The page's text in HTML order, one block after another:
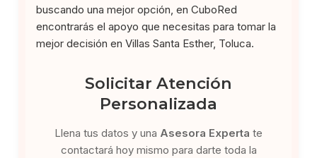
buscando una mejor opción, en CuboRed
encontrarás el apoyo que necesitas para tomar la
mejor decisión en Villas Santa Esther, Toluca.
Solicitar Atención
Personalizada
Llena tus datos y una Asesora Experta te
contactará hoy mismo para darte toda la